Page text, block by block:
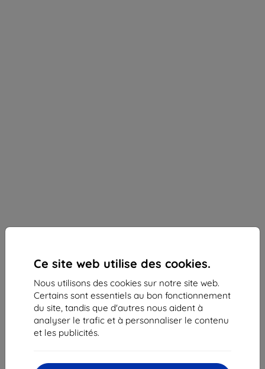
Ce site web utilise des cookies.
Nous utilisons des cookies sur notre site web.
Certains sont essentiels au bon fonctionnement
du site, tandis que d'autres nous aident à
analyser le trafic et à personnaliser le contenu
et les publicités.
Battery Samsung AB463651BU S5610 bulk L700 /